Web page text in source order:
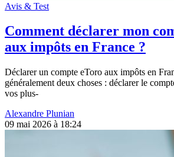
Avis & Test
Comment déclarer mon
aux impôts en France ?
Déclarer un compte eToro aux impôts en
généralement deux choses : déclarer le
vos plus-
Alexandre Plunian
09 mai 2026 à 18:24